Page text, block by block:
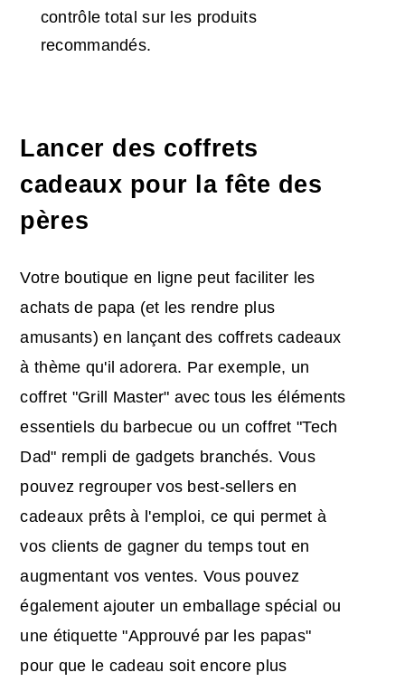
contrôle total sur les produits
recommandés.
Lancer des coffrets
cadeaux pour la fête des
pères
Votre boutique en ligne peut faciliter les
achats de papa (et les rendre plus
amusants) en lançant des coffrets cadeaux
à thème qu'il adorera. Par exemple, un
coffret "Grill Master" avec tous les éléments
essentiels du barbecue ou un coffret "Tech
Dad" rempli de gadgets branchés. Vous
pouvez regrouper vos best-sellers en
cadeaux prêts à l'emploi, ce qui permet à
vos clients de gagner du temps tout en
augmentant vos ventes. Vous pouvez
également ajouter un emballage spécial ou
une étiquette "Approuvé par les papas"
pour que le cadeau soit encore plus